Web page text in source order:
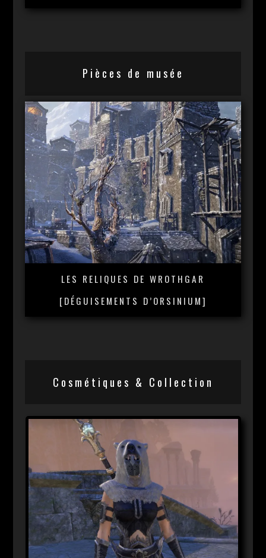
Pièces de musée
LES RELIQUES DE WROTHGAR
[DÉGUISEMENTS D’ORSINIUM]
Cosmétiques & Collection